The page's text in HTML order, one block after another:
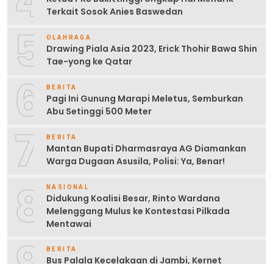
Terkait Sosok Anies Baswedan
5 OLAHRAGA
Drawing Piala Asia 2023, Erick Thohir Bawa Shin
Tae-yong ke Qatar
6 BERITA
Pagi Ini Gunung Marapi Meletus, Semburkan
Abu Setinggi 500 Meter
7 BERITA
Mantan Bupati Dharmasraya AG Diamankan
Warga Dugaan Asusila, Polisi: Ya, Benar!
8 NASIONAL
Didukung Koalisi Besar, Rinto Wardana
Melenggang Mulus ke Kontestasi Pilkada
Mentawai
BERITA
Bus Palala Kecelakaan di Jambi, Kernet